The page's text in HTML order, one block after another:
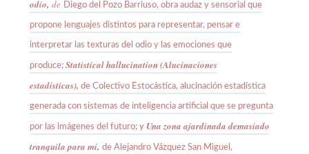
odio, de Diego del Pozo Barriuso, obra audaz y sensorial que
propone lenguajes distintos para representar, pensar e
interpretar las texturas del odio y las emociones que
produce; Statistical hallucination (Alucinaciones
estadísticas), de Colectivo Estocástica, alucinación estadística
generada con sistemas de inteligencia artificial que se pregunta
por las imágenes del futuro; y Una zona ajardinada demasiado
tranquila para mí, de Alejandro Vázquez San Miguel,